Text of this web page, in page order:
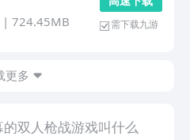
| 724.45MB 需下载九游
更多
双人枪战游戏叫什么